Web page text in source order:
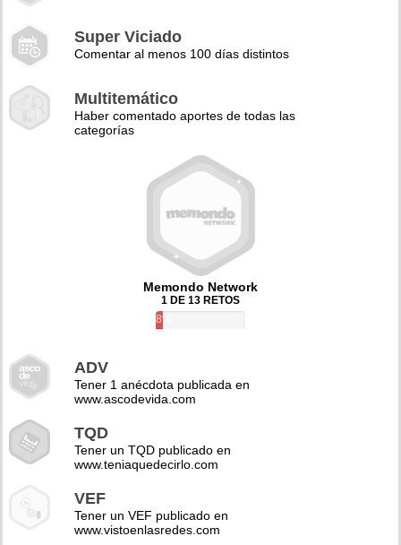
Super Viciado
Comentar al menos 100 días distintos
Multitemático
Haber comentado aportes de todas las
categorías
Memondo Network
1 DE 13 RETOS
8%
ADV
Tener 1 anécdota publicada en
www.ascodevida.com
TQD
Tener un TQD publicado en
www.teniaquedecirlo.com
VEF
Tener un VEF publicado en
www.vistoenlasredes.com